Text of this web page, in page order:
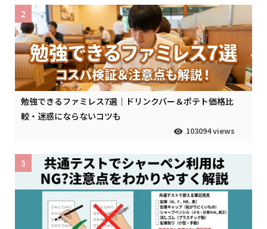
勉強できるファミレス7選｜ドリンクバー＆ポテト価格比
較・迷惑にならないコツも
103094 views
2
3